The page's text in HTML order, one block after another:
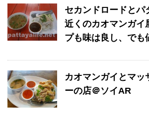
セカンドロードとパ
近くのカオマンガイ
プも味は良し、でも
カオマンガイとマッ
ーの店＠ソイAR